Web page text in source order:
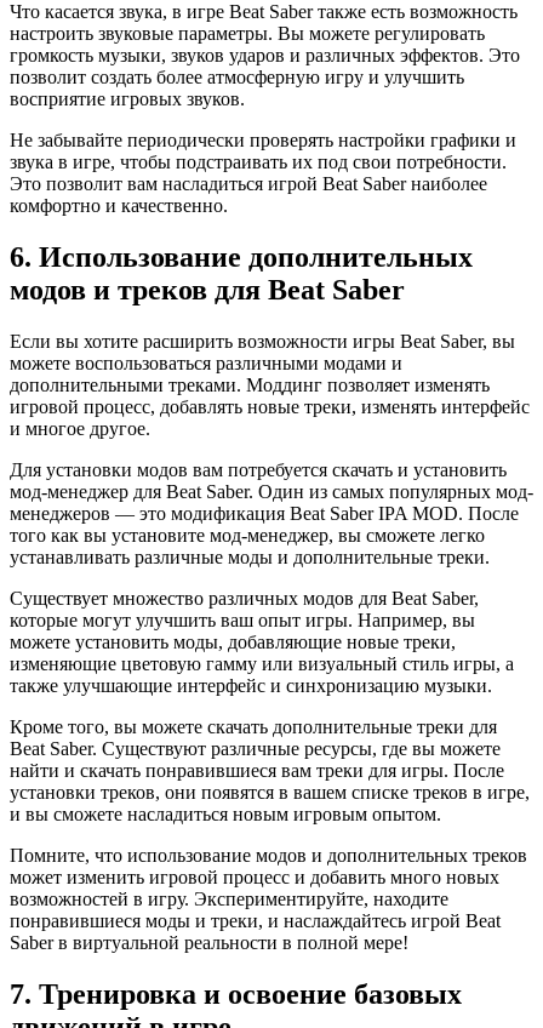
Что касается звука, в игре Beat Saber также есть возможность
настроить звуковые параметры. Вы можете регулировать
громкость музыки, звуков ударов и различных эффектов. Это
позволит создать более атмосферную игру и улучшить
восприятие игровых звуков.
Не забывайте периодически проверять настройки графики и
звука в игре, чтобы подстраивать их под свои потребности.
Это позволит вам насладиться игрой Beat Saber наиболее
комфортно и качественно.
6. Использование дополнительных
модов и треков для Beat Saber
Если вы хотите расширить возможности игры Beat Saber, вы
можете воспользоваться различными модами и
дополнительными треками. Моддинг позволяет изменять
игровой процесс, добавлять новые треки, изменять интерфейс
и многое другое.
Для установки модов вам потребуется скачать и установить
мод-менеджер для Beat Saber. Один из самых популярных мод-
менеджеров — это модификация Beat Saber IPA MOD. После
того как вы установите мод-менеджер, вы сможете легко
устанавливать различные моды и дополнительные треки.
Существует множество различных модов для Beat Saber,
которые могут улучшить ваш опыт игры. Например, вы
можете установить моды, добавляющие новые треки,
изменяющие цветовую гамму или визуальный стиль игры, а
также улучшающие интерфейс и синхронизацию музыки.
Кроме того, вы можете скачать дополнительные треки для
Beat Saber. Существуют различные ресурсы, где вы можете
найти и скачать понравившиеся вам треки для игры. После
установки треков, они появятся в вашем списке треков в игре,
и вы сможете насладиться новым игровым опытом.
Помните, что использование модов и дополнительных треков
может изменить игровой процесс и добавить много новых
возможностей в игру. Экспериментируйте, находите
понравившиеся моды и треки, и наслаждайтесь игрой Beat
Saber в виртуальной реальности в полной мере!
7. Тренировка и освоение базовых